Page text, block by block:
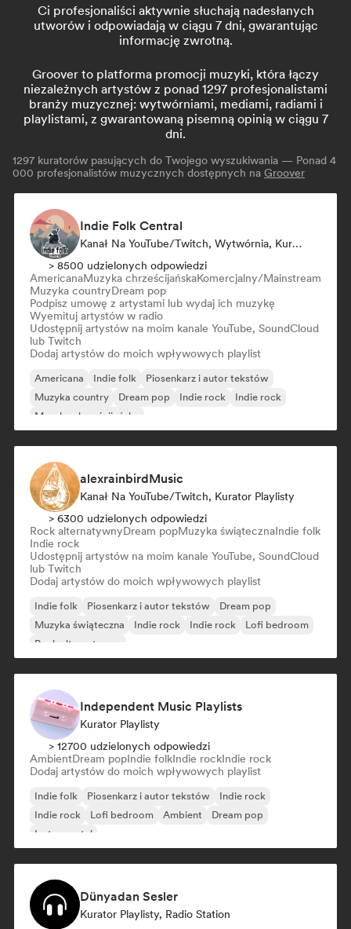
Ci profesjonaliści aktywnie słuchają nadesłanych
utworów i odpowiadają w ciągu 7 dni, gwarantując
informację zwrotną.
Groover to platforma promocji muzyki, która łączy
niezależnych artystów z ponad 1297 profesjonalistami
branży muzycznej: wytwórniami, mediami, radiami i
playlistami, z gwarantowaną pisemną opinią w ciągu 7
dni.
1297 kuratorów pasujących do Twojego wyszukiwania — Ponad 4
000 profesjonalistów muzycznych dostępnych na Groover
Indie Folk Central
Kanał Na YouTube/Twitch, Wytwórnia, Kurator Playlisty, Radio Station
> 8500 udzielonych odpowiedzi
AmericanaMuzyka chrześcijańskaKomercjalny/Mainstream
Muzyka countryDream pop
Podpisz umowę z artystami lub wydaj ich muzykę
Wyemituj artystów w radio
Udostępnij artystów na moim kanale YouTube, SoundCloud
lub Twitch
Dodaj artystów do moich wpływowych playlist
Americana Indie folk
Piosenkarz i autor tekstów
Muzyka country
Dream pop Indie rock
Indie rock
Muzyka chrześcijańska
alexrainbirdMusic
Kanał Na YouTube/Twitch, Kurator Playlisty
> 6300 udzielonych odpowiedzi
Rock alternatywnyDream popMuzyka świątecznaIndie folk
Indie rock
Udostępnij artystów na moim kanale YouTube, SoundCloud
lub Twitch
Dodaj artystów do moich wpływowych playlist
Indie folk Piosenkarz i autor tekstów
Dream pop
Muzyka świąteczna
Indie rock Indie rock
Lofi bedroom
Rock alternatywny
Independent Music Playlists
Kurator Playlisty
> 12700 udzielonych odpowiedzi
AmbientDream popIndie folkIndie rockIndie rock
Dodaj artystów do moich wpływowych playlist
Indie folk Piosenkarz i autor tekstów
Indie rock
Indie rock
Lofi bedroom Ambient
Dream pop
Instrumental
Dünyadan Sesler
Kurator Playlisty, Radio Station